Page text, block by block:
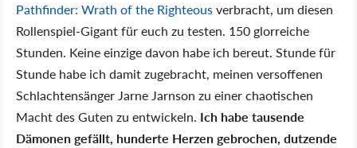
Pathfinder: Wrath of the Righteousverbracht, um diesen
Rollenspiel-Gigant für euch zu testen. 150 glorreiche
Stunden. Keine einzige davon habe ich bereut. Stunde für
Stunde habe ich damit zugebracht, meinen versoffenen
Schlachtensänger Jarne Jarnson zu einer chaotischen
Macht des Guten zu entwickeln. Ich habe tausende
Dämonen gefällt, hunderte Herzen gebrochen, dutzende